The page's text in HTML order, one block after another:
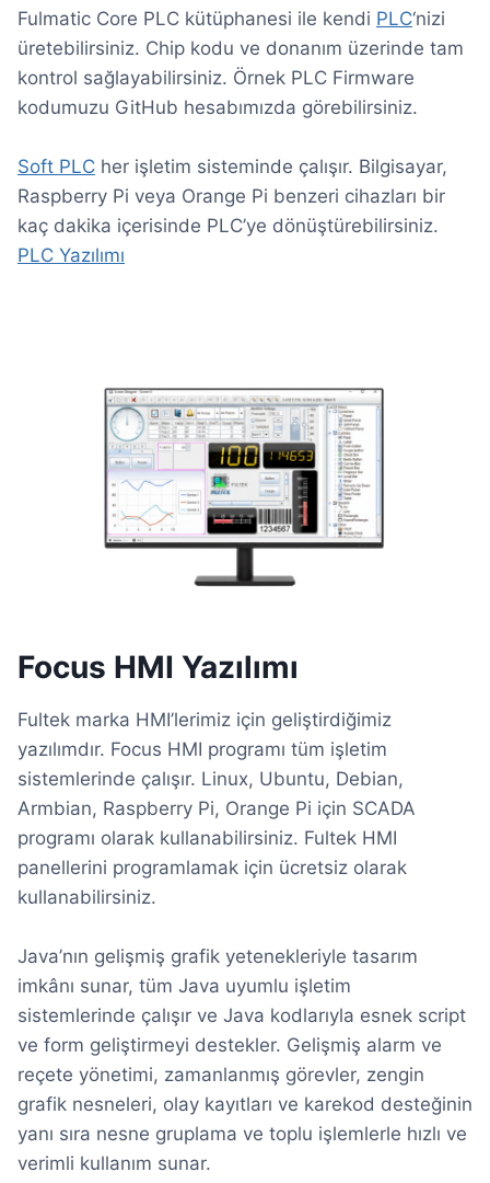
Fulmatic Core PLC kütüphanesi ile kendi PLC‘nizi
üretebilirsiniz. Chip kodu ve donanım üzerinde tam
kontrol sağlayabilirsiniz. Örnek PLC Firmware
kodumuzu GitHub hesabımızda görebilirsiniz.
Soft PLC her işletim sisteminde çalışır. Bilgisayar,
Raspberry Pi veya Orange Pi benzeri cihazları bir
kaç dakika içerisinde PLC’ye dönüştürebilirsiniz.
PLC Yazılımı
Focus HMI Yazılımı
Fultek marka HMI’lerimiz için geliştirdiğimiz
yazılımdır. Focus HMI programı tüm işletim
sistemlerinde çalışır. Linux, Ubuntu, Debian,
Armbian, Raspberry Pi, Orange Pi için SCADA
programı olarak kullanabilirsiniz. Fultek HMI
panellerini programlamak için ücretsiz olarak
kullanabilirsiniz.
Java’nın gelişmiş grafik yetenekleriyle tasarım
imkânı sunar, tüm Java uyumlu işletim
sistemlerinde çalışır ve Java kodlarıyla esnek script
ve form geliştirmeyi destekler. Gelişmiş alarm ve
reçete yönetimi, zamanlanmış görevler, zengin
grafik nesneleri, olay kayıtları ve karekod desteğinin
yanı sıra nesne gruplama ve toplu işlemlerle hızlı ve
verimli kullanım sunar.